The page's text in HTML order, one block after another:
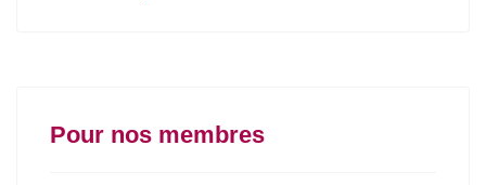
Pour nos membres